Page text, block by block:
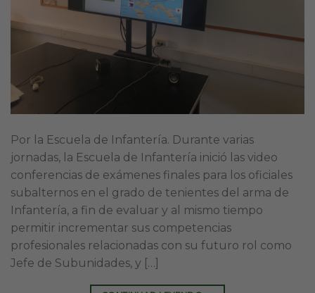
Por la Escuela de Infantería. Durante varias
jornadas, la Escuela de Infantería inició las video
conferencias de exámenes finales para los oficiales
subalternos en el grado de tenientes del arma de
Infantería, a fin de evaluar y al mismo tiempo
permitir incrementar sus competencias
profesionales relacionadas con su futuro rol como
Jefe de Subunidades, y […]